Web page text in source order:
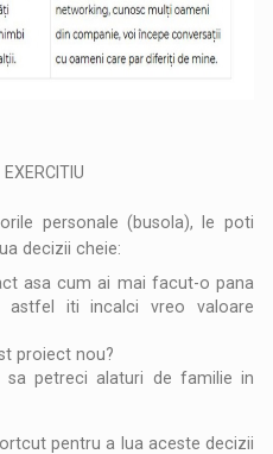
personale (busola), le poti
decizii cheie:
asa cum ai mai facut-o pana
iti incalci vreo valoare
proiect nou?
petreci alaturi de familie in
pentru a lua aceste decizii